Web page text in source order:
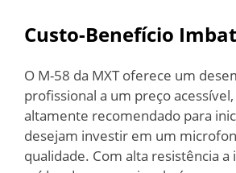
Custo-Benefício
O M-58 da MXT oferece um
profissional a um preço
altamente recomendado para
desejam investir em um
qualidade. Com alta resistência a